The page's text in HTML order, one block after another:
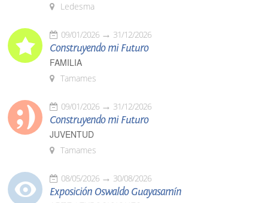
Ledesma
09/01/2026 31/12/2026
Construyendo mi Futuro
FAMILIA
Tamames
09/01/2026 31/12/2026
Construyendo mi Futuro
JUVENTUD
Tamames
08/05/2026 30/08/2026
Exposición Oswaldo Guayasamín